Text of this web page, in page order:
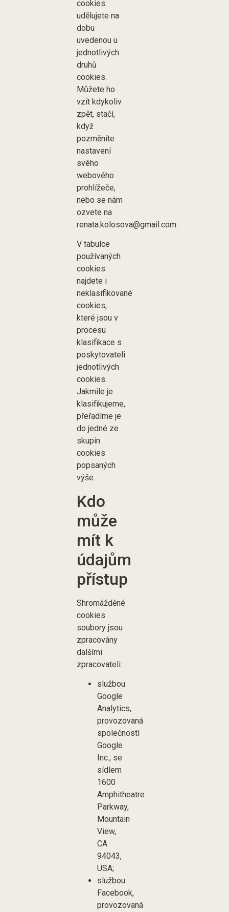
cookies
udělujete na
dobu
uvedenou u
jednotlivých
druhů
cookies.
Můžete ho
vzít kdykoliv
zpět, stačí,
když
pozměníte
nastavení
svého
webového
prohlížeče,
nebo se nám
ozvete na
renata.kolosova@gmail.com.
V tabulce
používaných
cookies
najdete i
neklasifikované
cookies,
které jsou v
procesu
klasifikace s
poskytovateli
jednotlivých
cookies.
Jakmile je
klasifikujeme,
přeřadíme je
do jedné ze
skupin
cookies
popsaných
výše.
Kdo
může
mít k
údajům
přístup
Shromážděné
cookies
soubory jsou
zpracovány
dalšími
zpracovateli:
službou
Google
Analytics,
provozovaná
společností
Google
Inc., se
sídlem
1600
Amphitheatre
Parkway,
Mountain
View,
CA
94043,
USA;
službou
Facebook,
provozovaná